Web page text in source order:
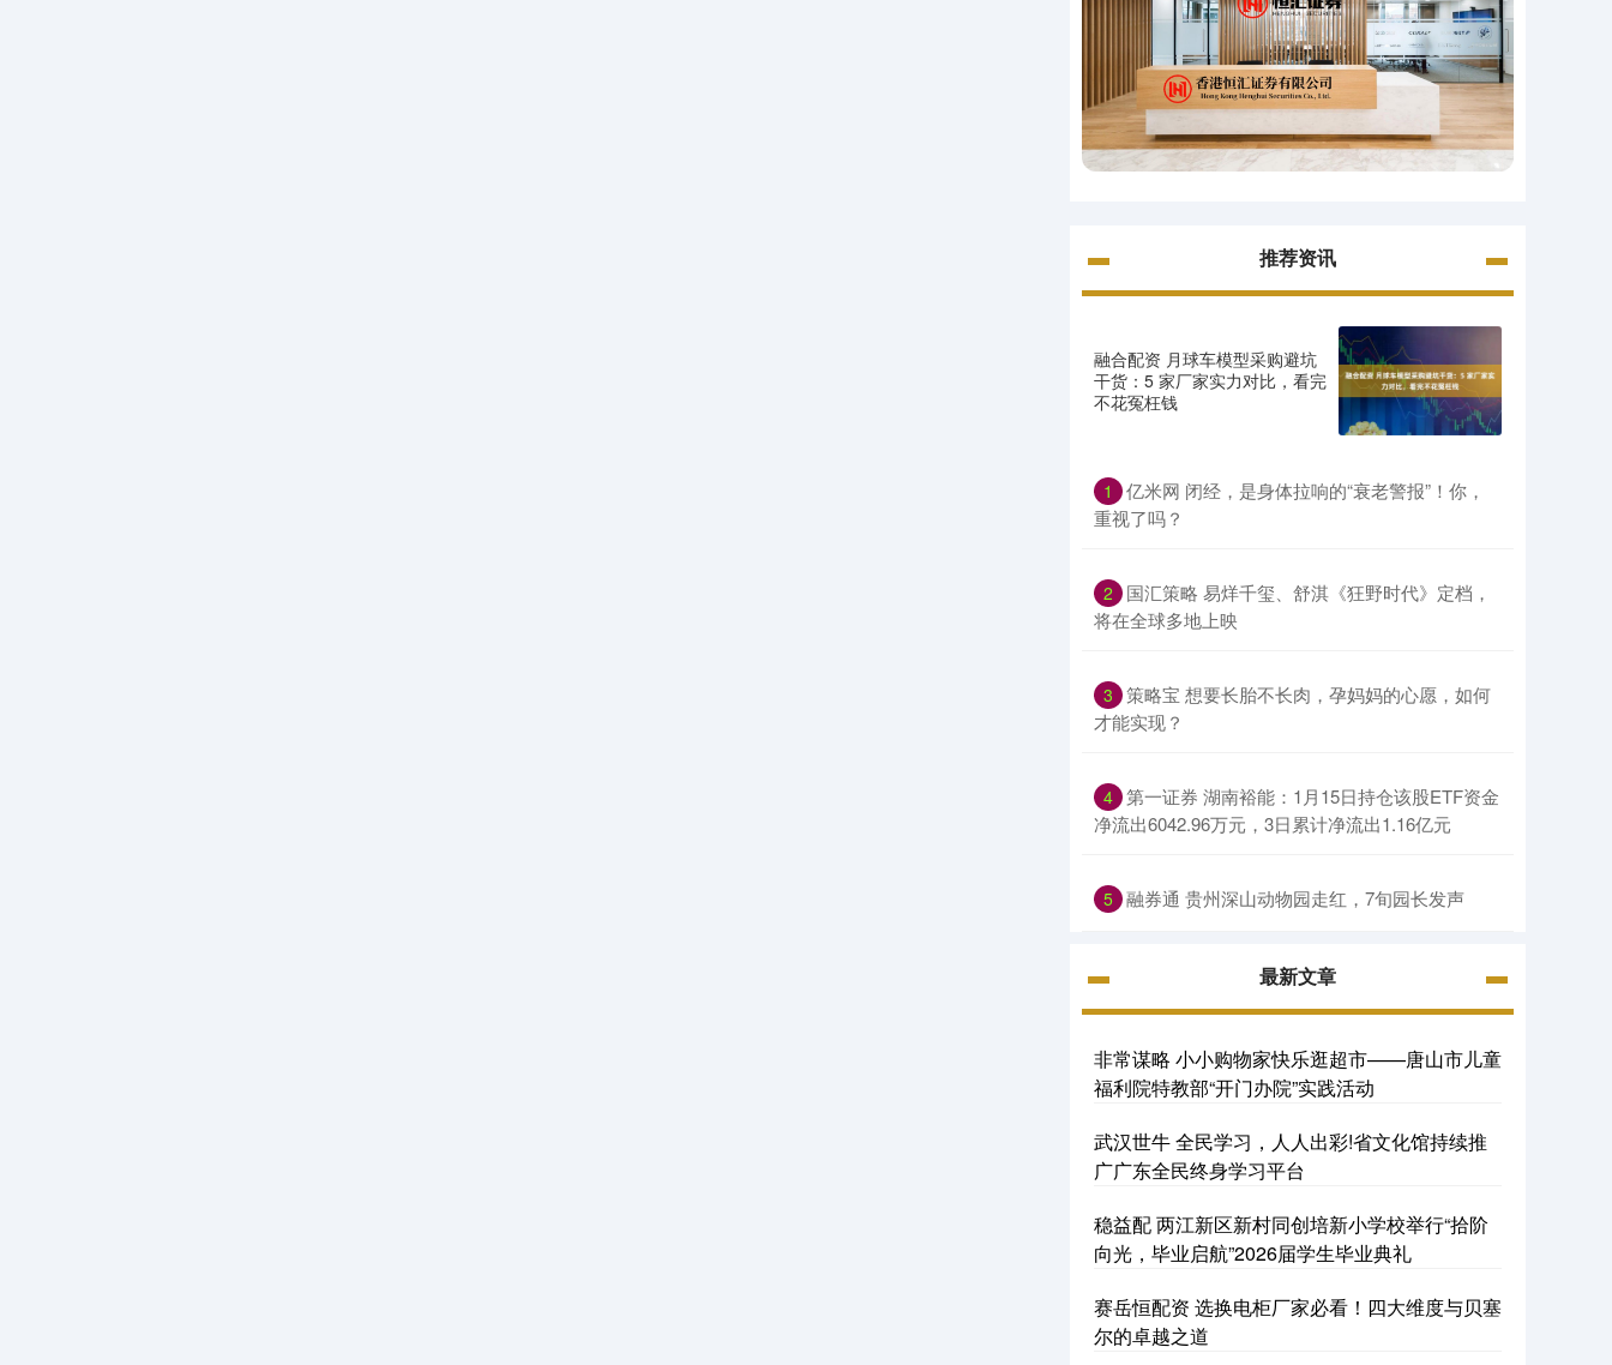
推荐资讯
融合配资 月球车模型采购避坑
干货：5 家厂家实力对比，看完
不花冤枉钱
1
亿米网 闭经，是身体拉响的“衰老警报”！你，
重视了吗？
2
国汇策略 易烊千玺、舒淇《狂野时代》定档，
将在全球多地上映
3 策略宝 想要长胎不长肉，孕妈妈的心愿，如何
才能实现？
4 第一证券 湖南裕能：1月15日持仓该股ETF资金
净流出6042.96万元，3日累计净流出1.16亿元
5 融券通 贵州深山动物园走红，7旬园长发声
最新文章
非常谋略 小小购物家快乐逛超市——唐山市儿童
福利院特教部“开门办院”实践活动
武汉世牛 全民学习，人人出彩!省文化馆持续推
广广东全民终身学习平台
稳益配 两江新区新村同创培新小学校举行“拾阶
向光，毕业启航”2026届学生毕业典礼
赛岳恒配资 选换电柜厂家必看！四大维度与贝塞
尔的卓越之道